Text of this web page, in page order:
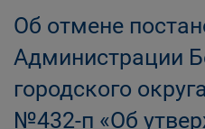
Об отмене
Администрации
городского
№432-п «Об